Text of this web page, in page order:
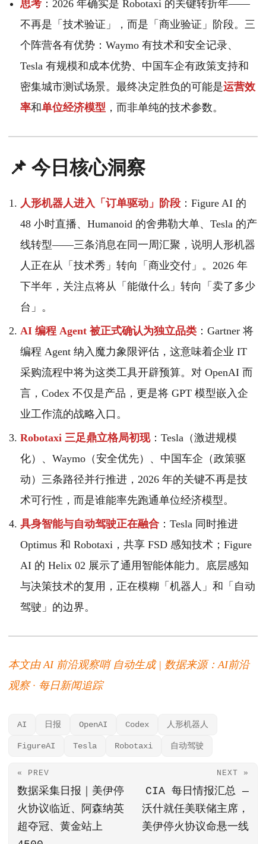
思考 ：2026 年确实是 Robotaxi 的关键转折年——
不再是「技术验证」，而是「商业验证」阶段。三
个阵营各有优势：Waymo 有技术和安全记录、
Tesla 有规模和成本优势、中国车企有政策支持和
密集城市测试场景。最终决定胜负的可能是运营效
率和单位经济模型 ，而非单纯的技术参数。
📌 今日核心洞察
人形机器人进入「订单驱动」阶段 ：Figure AI 的
48 小时直播、Humanoid 的舍弗勒大单、Tesla 的产
线转型——三条消息在同一周汇聚，说明人形机器
人正在从「技术秀」转向「商业交付」。2026 年
下半年，关注点将从「能做什么」转向「卖了多少
台」。
AI 编程 Agent 被正式确认为独立品类 ：Gartner 将
编程 Agent 纳入魔力象限评估，这意味着企业 IT
采购流程中将为这类工具开辟预算。对 OpenAI 而
言，Codex 不仅是产品，更是将 GPT 模型嵌入企
业工作流的战略入口。
Robotaxi 三足鼎立格局初现：Tesla（激进规模
化）、Waymo（安全优先）、中国车企（政策驱
动）三条路径并行推进，2026 年的关键不再是技
术可行性，而是谁能率先跑通单位经济模型。
具身智能与自动驾驶正在融合 ：Tesla 同时推进
Optimus 和 Robotaxi，共享 FSD 感知技术；Figure
AI 的 Helix 02 展示了通用智能体能力。底层感知
与决策技术的复用，正在模糊「机器人」和「自动
驾驶」的边界。
本文由 AI 前沿观察哨 自动生成 | 数据来源：AI前沿
观察 · 每日新闻追踪
AI 日报 OpenAI Codex 人形机器人
FigureAI Tesla Robotaxi 自动驾驶
« PREV
数据采集日报｜美伊停
火协议临近、阿森纳英
超夺冠、黄金站上
NEXT »
CIA 每日情报汇总 —
沃什就任美联储主席，
美伊停火协议命悬一线